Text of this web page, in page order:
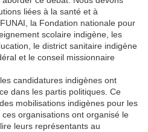
liées à la santé et à
la Fondation nationale pour
scolaire indigène, les
le district sanitaire indigène
et le conseil missionnaire
candidatures indigènes ont
dans les partis politiques. Ce
mobilisations indigènes pour les
organisations ont organisé le
leurs représentants au